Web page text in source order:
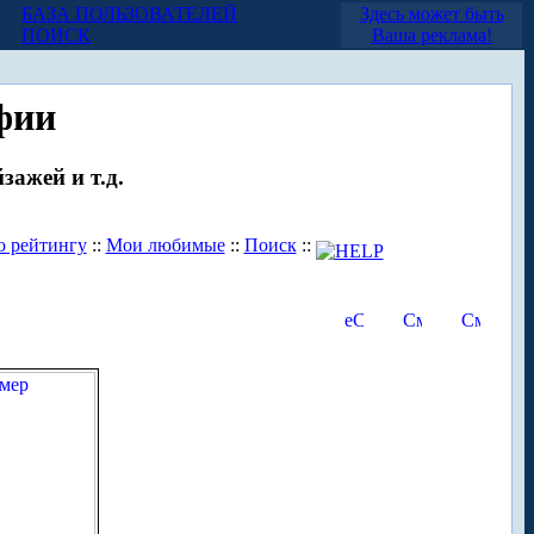
БАЗА ПОЛЬЗОВАТЕЛЕЙ
ПОИСК
Здесь может быть
Ваша реклама!
и т.д.
рейтингу:: Мои любимые:: Поиск::